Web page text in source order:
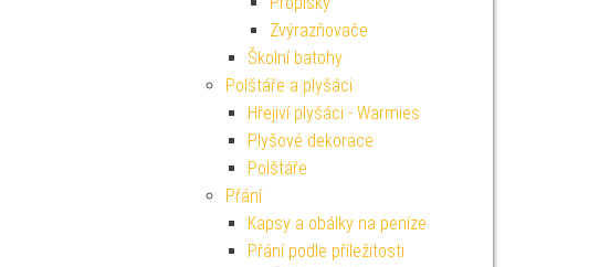
Zvýrazňovače
Školní batohy
Polštáře a plyšáci
Hřejiví plyšáci - Warmies
Plyšové dekorace
Polštáře
Přání
Kapsy a obálky na peníze
Přání podle příležitosti